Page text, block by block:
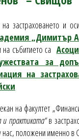
застраховането и
„Димитър
събитието са
за
на
на факултет
практиката“в
нас, положени именно